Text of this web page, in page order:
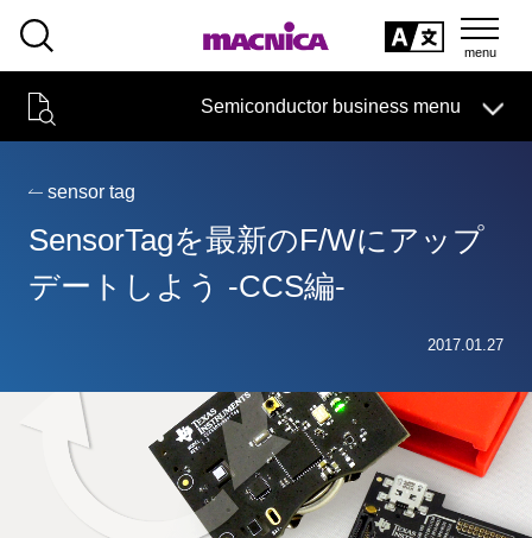
Semiconductor business menu
Technical Information
Handling Manufacturer
Semiconductor BusinessHOME
Events and Seminars
Handling Manufacturer
Narrow
specifying
conditions
sensor tag
SensorTagを最新のF/Wにアップ
デートしよう -CCS編-
2017.01.27